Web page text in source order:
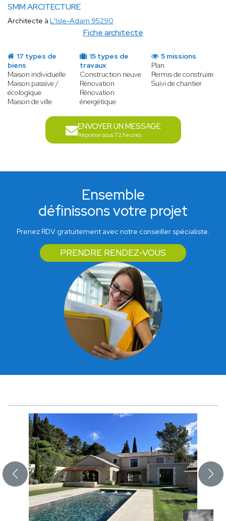
SMM ARCITECTURE
Fiche architecte
Architecte à L'Isle-Adam 95290
17 types de
biens
Maison individuelle
Maison passive /
écologique
Maison de ville
15 types de
travaux
Construction neuve
Rénovation
Rénovation
énergétique
5 missions
Plan
Permis de construire
Suivi de chantier
ENVOYER UN MESSAGE
Réponse sous 72 heures
Ensemble
définissons votre projet
Prenez RDV gratuitement avec notre conseiller spécialiste.
PRENDRE RENDEZ-VOUS